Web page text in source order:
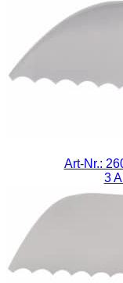
Art-Nr.:
3